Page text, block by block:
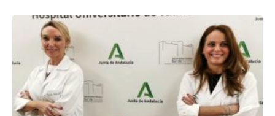
Página
PáginaPáginaPáginaPágina